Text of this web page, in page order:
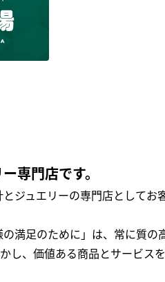
専門店です。
ジュエリーの専門店として
満足のために」は、常に質
し、価値ある商品とサービ